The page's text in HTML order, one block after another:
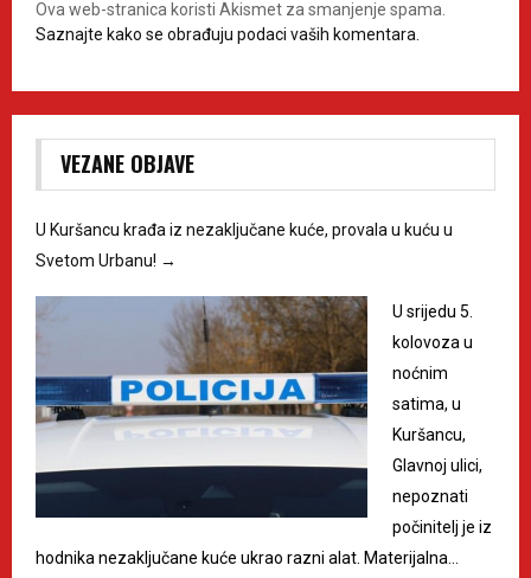
Ova web-stranica koristi Akismet za smanjenje spama.
Saznajte kako se obrađuju podaci vaših komentara.
VEZANE OBJAVE
U Kuršancu krađa iz nezaključane kuće, provala u kuću u
Svetom Urbanu! →
U srijedu 5.
kolovoza u
noćnim
satima, u
Kuršancu,
Glavnoj ulici,
nepoznati
počinitelj je iz
hodnika nezaključane kuće ukrao razni alat. Materijalna…